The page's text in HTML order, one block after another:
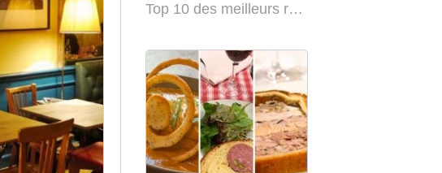
Top 10 des meilleurs restaurants indiens à Lyon